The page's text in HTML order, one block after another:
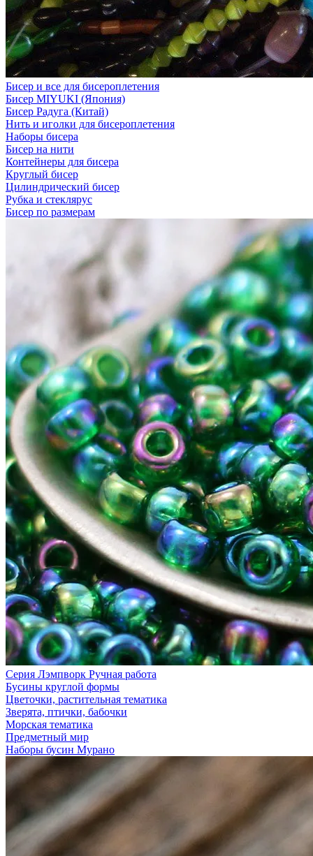
Бисер и все для бисероплетения
Бисер MIYUKI (Япония)
Бисер Радуга (Китай)
Нить и иголки для бисероплетения
Наборы бисера
Бисер на нити
Контейнеры для бисера
Круглый бисер
Цилиндрический бисер
Рубка и стеклярус
Бисер по размерам
Серия Лэмпворк Ручная работа
Бусины круглой формы
Цветочки, растительная тематика
Зверята, птички, бабочки
Морская тематика
Предметный мир
Наборы бусин Мурано